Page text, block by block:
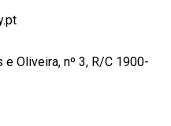
e Oliveira, nº 3, R/C 1900-